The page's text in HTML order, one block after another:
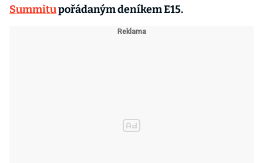
Summitupořádaným deníkem E15.